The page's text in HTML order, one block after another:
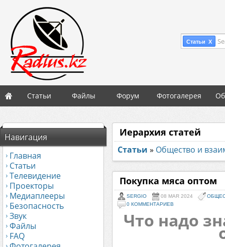
Статьи X
Статьи Файлы Форум Фотогалерея
Навигация
Главная
Статьи
Телевидение
Проекторы
Медиаплееры
Безопасность
Звук
Файлы
FAQ
Иерархия статей
Статьи » Общество и
Покупка мяса оптом
SERGIO 08 MAR 2024
0 КОММЕНТАРИЕВ
Что надо